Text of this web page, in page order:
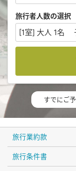
旅行者人数の選択
[1室] 大人 1名
すでにご
旅行業約款
旅行条件書